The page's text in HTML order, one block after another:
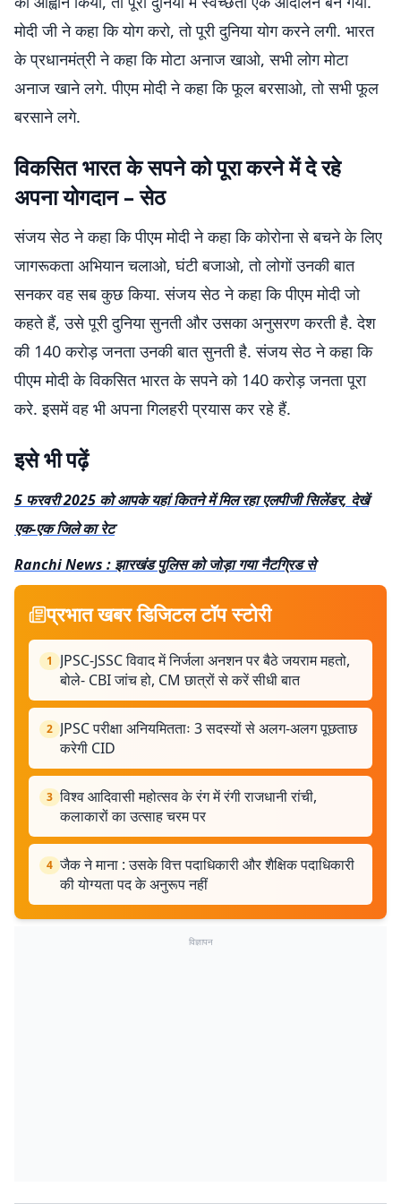
मोदी जी ने कहा कि योग करो, तो पूरी दुनिया योग करने लगी. भारत
के प्रधानमंत्री ने कहा कि मोटा अनाज खाओ, सभी लोग मोटा
अनाज खाने लगे. पीएम मोदी ने कहा कि फूल बरसाओ, तो सभी फूल
बरसाने लगे.
विकसित भारत के सपने को पूरा करने में दे रहे
अपना योगदान – सेठ
संजय सेठ ने कहा कि पीएम मोदी ने कहा कि कोरोना से बचने के लिए
जागरूकता अभियान चलाओ, घंटी बजाओ, तो लोगों उनकी बात
सनकर वह सब कुछ किया. संजय सेठ ने कहा कि पीएम मोदी जो
कहते हैं, उसे पूरी दुनिया सुनती और उसका अनुसरण करती है. देश
की 140 करोड़ जनता उनकी बात सुनती है. संजय सेठ ने कहा कि
पीएम मोदी के विकसित भारत के सपने को 140 करोड़ जनता पूरा
करे. इसमें वह भी अपना गिलहरी प्रयास कर रहे हैं.
इसे भी पढ़ें
5 फरवरी 2025 को आपके यहां कितने में मिल रहा एलपीजी सिलेंडर, देखें
एक-एक जिले का रेट
Ranchi News : झारखंड पुलिस को जोड़ा गया नैटग्रिड से
प्रभात खबर डिजिटल टॉप स्टोरी
1
JPSC-JSSC विवाद में निर्जला अनशन पर बैठे जयराम महतो,
बोले- CBI जांच हो, CM छात्रों से करें सीधी बात
2 JPSC परीक्षा अनियमितताः 3 सदस्यों से अलग-अलग पूछताछ
करेगी CID
3 विश्व आदिवासी महोत्सव के रंग में रंगी राजधानी रांची,
कलाकारों का उत्साह चरम पर
4 जैक ने माना : उसके वित्त पदाधिकारी और शैक्षिक पदाधिकारी
की योग्यता पद के अनुरूप नहीं
विज्ञापन